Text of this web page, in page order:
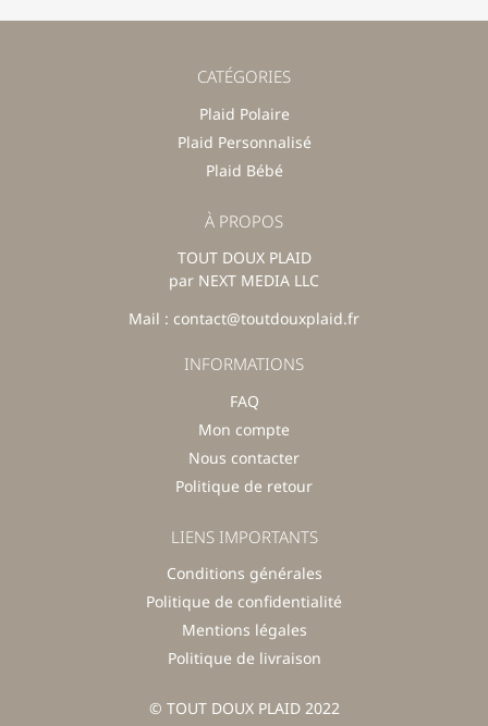
CATÉGORIES
Plaid Polaire
Plaid Personnalisé
Plaid Bébé
À PROPOS
TOUT DOUX PLAID
par NEXT MEDIA LLC
Mail : contact@toutdouxplaid.fr
INFORMATIONS
FAQ
Mon compte
Nous contacter
Politique de retour
LIENS IMPORTANTS
Conditions générales
Politique de confidentialité
Mentions légales
Politique de livraison
© TOUT DOUX PLAID 2022